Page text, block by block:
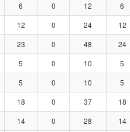
6 0 12 6
12 0 24 12
23 0 48 24
5 0 10 5
5 0 10 5
18 0 37 18
14 0 28 14